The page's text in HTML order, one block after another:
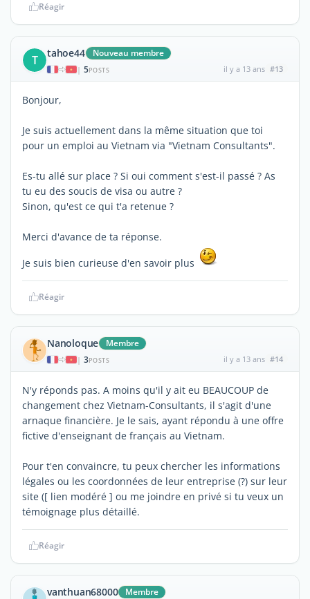
Réagir
T tahoe44 Nouveau membre
| 5POSTS il y a 13 ans #13
Bonjour,
Je suis actuellement dans la même situation que toi
pour un emploi au Vietnam via "Vietnam Consultants".
Es-tu allé sur place ? Si oui comment s'est-il passé ? As
tu eu des soucis de visa ou autre ?
Sinon, qu'est ce qui t'a retenue ?
Merci d'avance de ta réponse.
Je suis bien curieuse d'en savoir plus
Réagir
Nanoloque Membre
| 3POSTS il y a 13 ans #14
N'y réponds pas. A moins qu'il y ait eu BEAUCOUP de
changement chez Vietnam-Consultants, il s'agit d'une
arnaque financière. Je le sais, ayant répondu à une offre
fictive d'enseignant de français au Vietnam.
Pour t'en convaincre, tu peux chercher les informations
légales ou les coordonnées de leur entreprise (?) sur leur
site ([ lien modéré ] ou me joindre en privé si tu veux un
témoignage plus détaillé.
Réagir
vanthuan68000 Membre